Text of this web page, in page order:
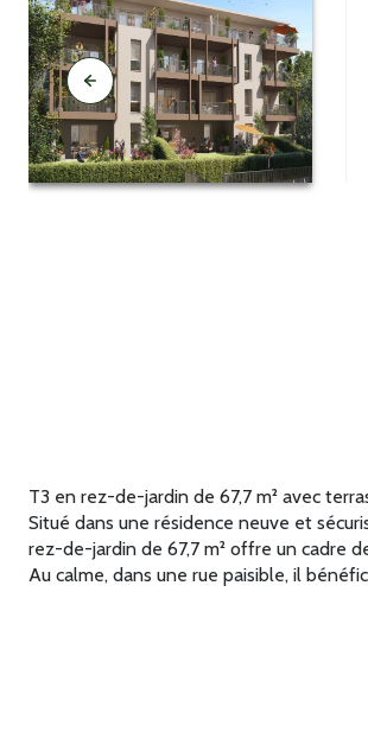
T3 en rez-de-jardin de 67,7 m² avec
Situé dans une résidence neuve et
rez-de-jardin de 67,7 m² offre un cadre
Au calme, dans une rue paisible, il
ouest, parfaits pour profiter du soleil.
Deux stationnements en sous-sol sont